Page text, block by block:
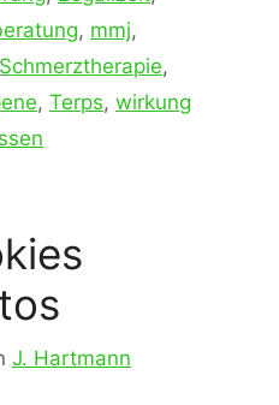
, mmj,
Schmerztherapie,
, Terps, wirkung
J. Hartmann